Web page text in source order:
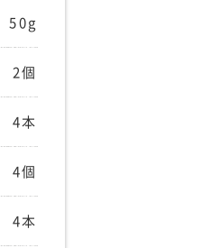
50g
2個
4本
4個
4本